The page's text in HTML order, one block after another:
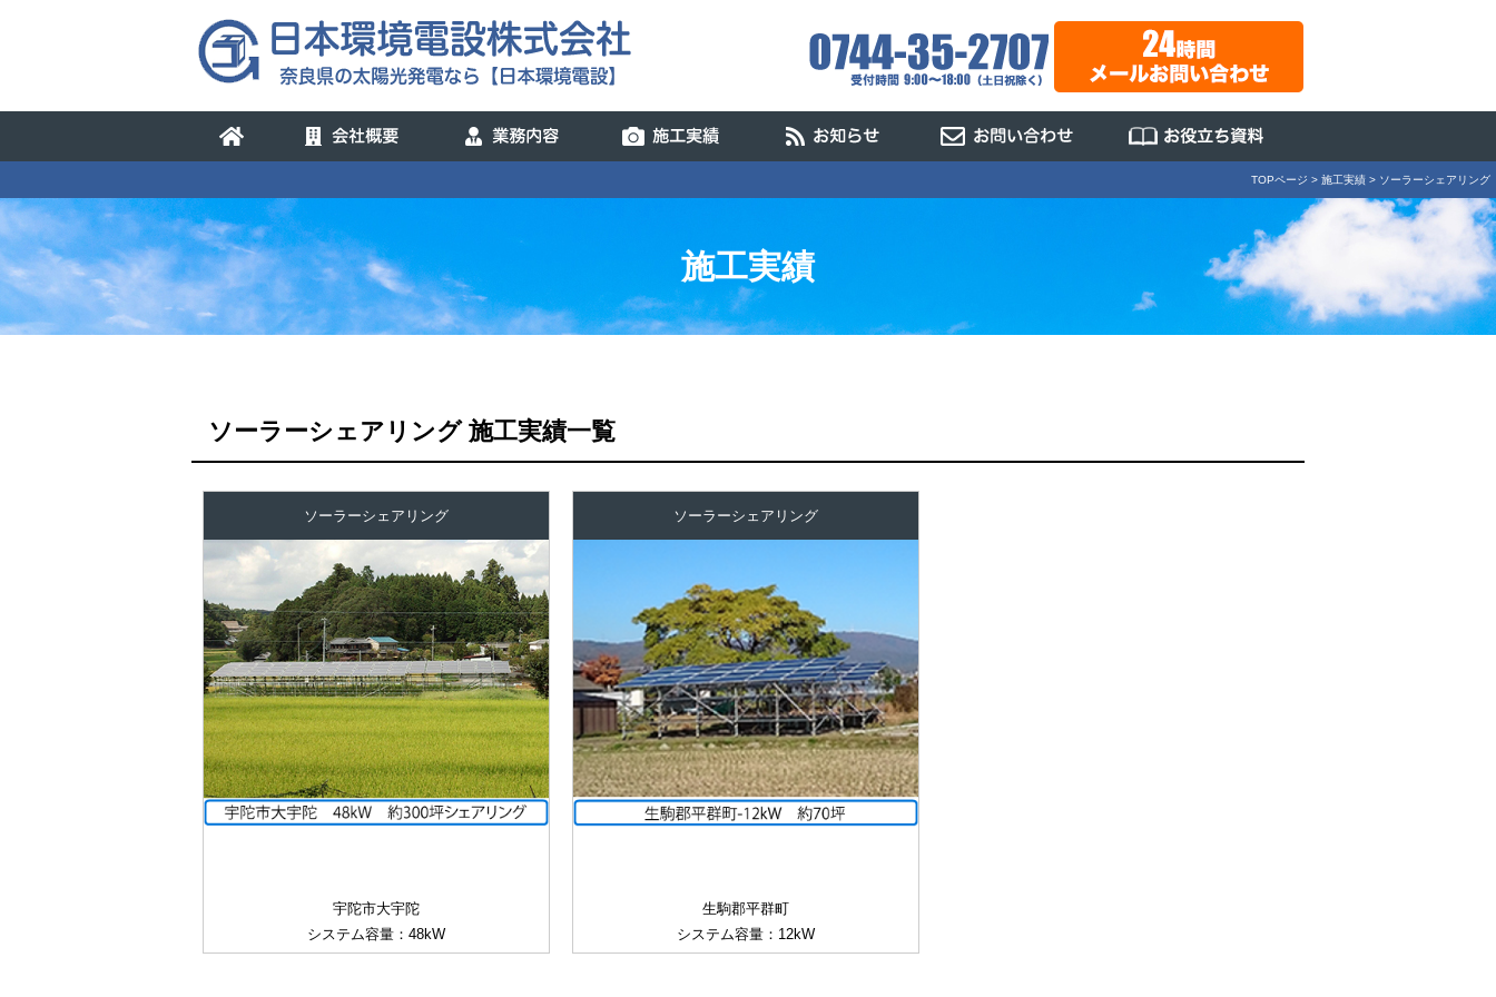
TOPページ > 施工実績 > ソーラーシェアリング
施工実績
ソーラーシェアリング施工実績一覧
ソーラーシェアリング
宇陀市大宇陀
システム容量：48kW
ソーラーシェアリング
生駒郡平群町
システム容量：12kW